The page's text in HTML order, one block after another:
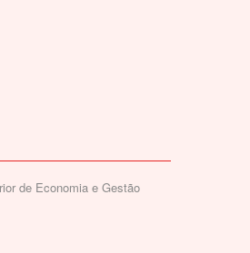
de Economia e Gestão